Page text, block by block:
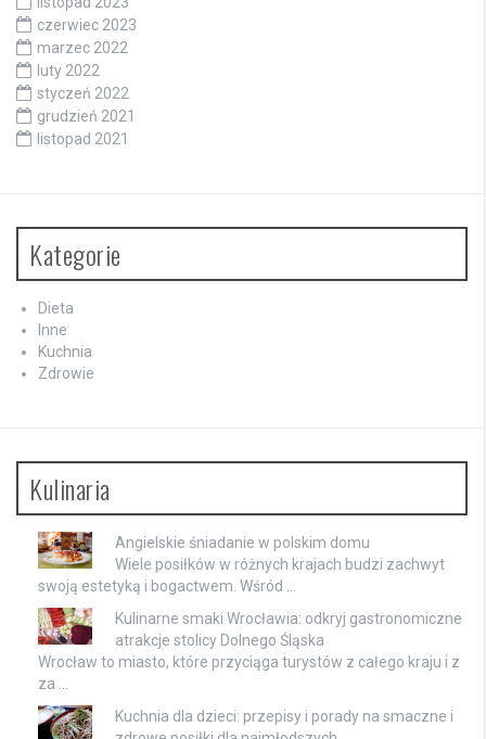
czerwiec 2023
marzec 2022
luty 2022
styczeń 2022
grudzień 2021
listopad 2021
Kategorie
Dieta
Inne
Kuchnia
Zdrowie
Kulinaria
Angielskie śniadanie w polskim domu
Wiele posiłków w różnych krajach budzi zachwyt
swoją estetyką i bogactwem. Wśród …
Kulinarne smaki Wrocławia: odkryj gastronomiczne
atrakcje stolicy Dolnego Śląska
Wrocław to miasto, które przyciąga turystów z całego kraju i z
za …
Kuchnia dla dzieci: przepisy i porady na smaczne i